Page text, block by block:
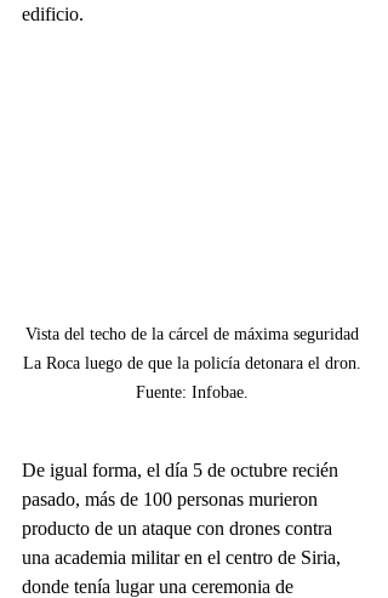
edificio.
Vista del techo de la cárcel de máxima seguridad
La Roca luego de que la policía detonara el dron.
Fuente: Infobae.
De igual forma, el día 5 de octubre recién
pasado, más de 100 personas murieron
producto de un ataque con drones contra
una academia militar en el centro de Siria,
donde tenía lugar una ceremonia de